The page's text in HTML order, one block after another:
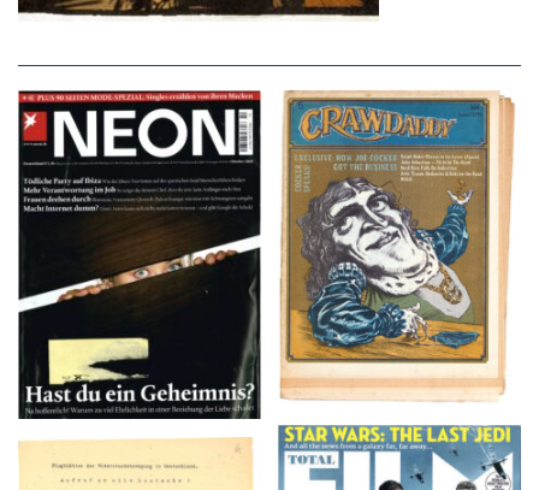
NEON – OKTOBER
2008
Crawdaddy – June/11/72